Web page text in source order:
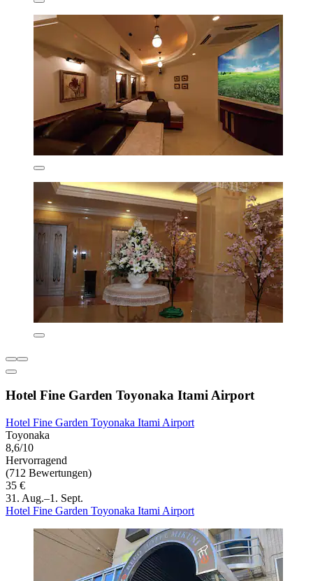
Hotel Fine Garden Toyonaka Itami Airport
Hotel Fine Garden Toyonaka Itami Airport
Toyonaka
8,6/10
Hervorragend
(712 Bewertungen)
35 €
31. Aug.–1. Sept.
Hotel Fine Garden Toyonaka Itami Airport